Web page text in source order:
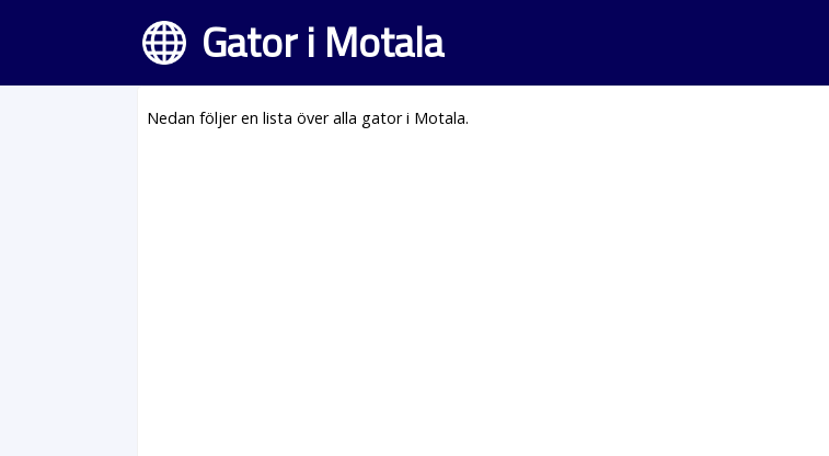
Gator i Motala
Nedan följer en lista över alla gator i Motala.